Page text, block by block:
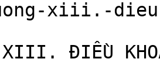
xiii.-
ĐIỀU